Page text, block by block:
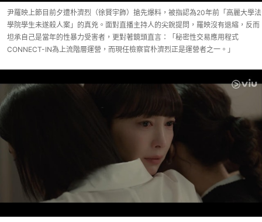
尹羅映上節目前夕遭朴濟烈（徐賢宇飾）搶先爆料，被指認為20年前「高麗大學法
學院學生未遂殺人案」的真兇。面對直播主持人的尖銳提問，羅映沒有退縮，反而
坦承自己是當年的性暴力受害者，更對著鏡頭直言：「秘密性交易應用程式
CONNECT-IN為上流階層運營，而現任檢察官朴濟烈正是運營者之一。」